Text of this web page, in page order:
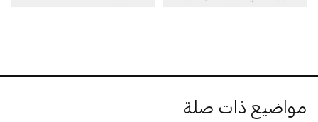
مواضيع ذات صلة